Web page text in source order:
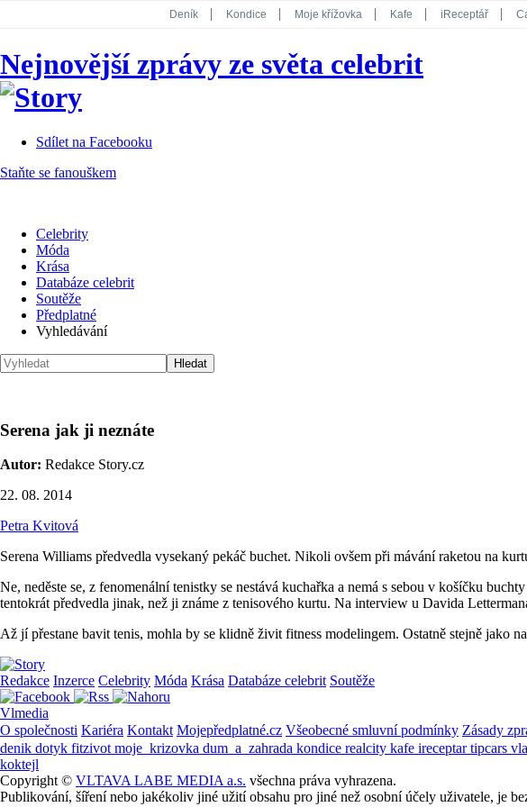
Deník Kondice Moje křížovka Kafe iReceptář
Koktejl
Nejnovější zprávy ze světa celebrit
Sdílet na Facebooku
Staňte se fanouškem
Celebrity
Móda
Krása
Databáze celebrit
Soutěže
Předplatné
Vyhledávání
Serena jak ji neznáte
Autor: Redakce Story.cz
22. 08. 2014
Petra Kvitová
Serena Williams předvedla vysekaný pekáč buchet. Nikoli ovšem při mávání raketou na
Ne, neděste se, z fenomenální tenistky se nestává kuchařka a nemá s sebou v košíčku
tentokrát předvedla jinak, než ji známe z tenisového kurtu. Na interview u Davida
Až jí přestane bavit tenis, mohla by se klidně živit fitness modelingem. Ostatně stejně jako
Redakce Inzerce Celebrity Móda Krása Databáze celebrit Soutěže
Vlmedia
O společnosti Kariéra Kontakt Mojepředplatné.cz Všeobecné smluvní podmínky Zásady
denik dotyk fitzivot moje_krizovka dum_a_zahrada kondice realcity kafe ireceptartipcars
koktejl
Copyright © VLTAVA LABE MEDIA a.s. všechna práva vyhrazena.
Publikování, šíření nebo jakékoliv jiné užití obsahu pro jiné než osobní účely uživatele, je